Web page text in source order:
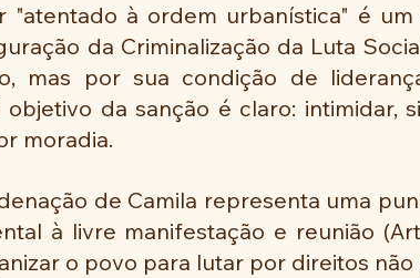
"atentado à ordem urbanística" é um
da Criminalização da Luta
mas por sua condição de
da sanção é claro: intimidar,
moradia.
de Camila representa uma
à livre manifestação e reunião
o povo para lutar por direitos